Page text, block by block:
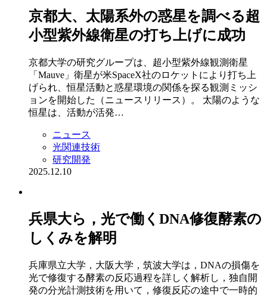
京都大、太陽系外の惑星を調べる超
小型紫外線衛星の打ち上げに成功
京都大学の研究グループは、超小型紫外線観測衛星
「Mauve」衛星が米SpaceX社のロケットにより打ち上
げられ、恒星活動と惑星環境の関係を探る観測ミッシ
ョンを開始した（ニュースリリース）。 太陽のような
恒星は、活動が活発…
ニュース
光関連技術
研究開発
2025.12.10
兵県大ら，光で働くDNA修復酵素の
しくみを解明
兵庫県立大学，大阪大学，筑波大学は，DNAの損傷を
光で修復する酵素の反応過程を詳しく解析し，独自開
発の分光計測技術を用いて，修復反応の途中で一時的